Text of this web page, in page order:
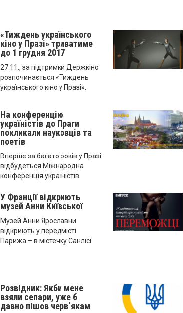
«Тиждень українського
кіно у Празі» триватиме
до 1 грудня 2017
27.11., за підтримки Держкіно
розпочинається «Тиждень
українського кіно у Празі».
На конференцію
україністів до Праги
покликали науковців та
поетів
Вперше за багато років у Празі
відбудеться Міжнародна
конференція україністів.
У Франції відкриють
музей Анни Київської
Музей Анни Ярославни
відкриють у передмісті
Парижа – в містечку Санлісі.
Розвідник: Якби мене
взяли сепари, уже б
давно пішов черв‘якам